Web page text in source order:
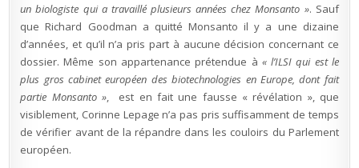
un biologiste qui a travaillé plusieurs années chez Monsanto ». Sauf
que Richard Goodman a quitté Monsanto il y a une dizaine
d’années, et qu’il n’a pris part à aucune décision concernant ce
dossier. Même son appartenance prétendue à « l’ILSI qui est le
plus gros cabinet européen des biotechnologies en Europe, dont fait
partie Monsanto », est en fait une fausse « révélation », que
visiblement, Corinne Lepage n’a pas pris suffisamment de temps
de vérifier avant de la répandre dans les couloirs du Parlement
européen.